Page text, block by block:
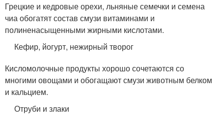
Грецкие и кедровые орехи, льняные семечки и семена
чиа обогатят состав смузи витаминами и
полиненасыщенными жирными кислотами.
Кефир, йогурт, нежирный творог
Кисломолочные продукты хорошо сочетаются со
многими овощами и обогащают смузи животным белком
и кальцием.
Отруби и злаки